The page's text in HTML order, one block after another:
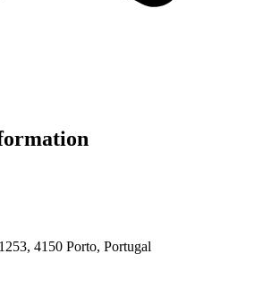
4150 Porto, Portugal